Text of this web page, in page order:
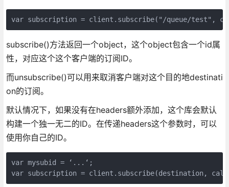
var subscription = client.subscribe("/queue/test",
subscribe()方法返回一个object，这个object包含一个id属
性，对应这个这个客户端的订阅ID。
而unsubscribe()可以用来取消客户端对这个目的地destinati
on的订阅。
默认情况下，如果没有在headers额外添加，这个库会默认
构建一个独一无二的ID。在传递headers这个参数时，可以
使用你自己的ID。
var mysubid = ‘...‘;
var subscription = client.subscribe(destination,